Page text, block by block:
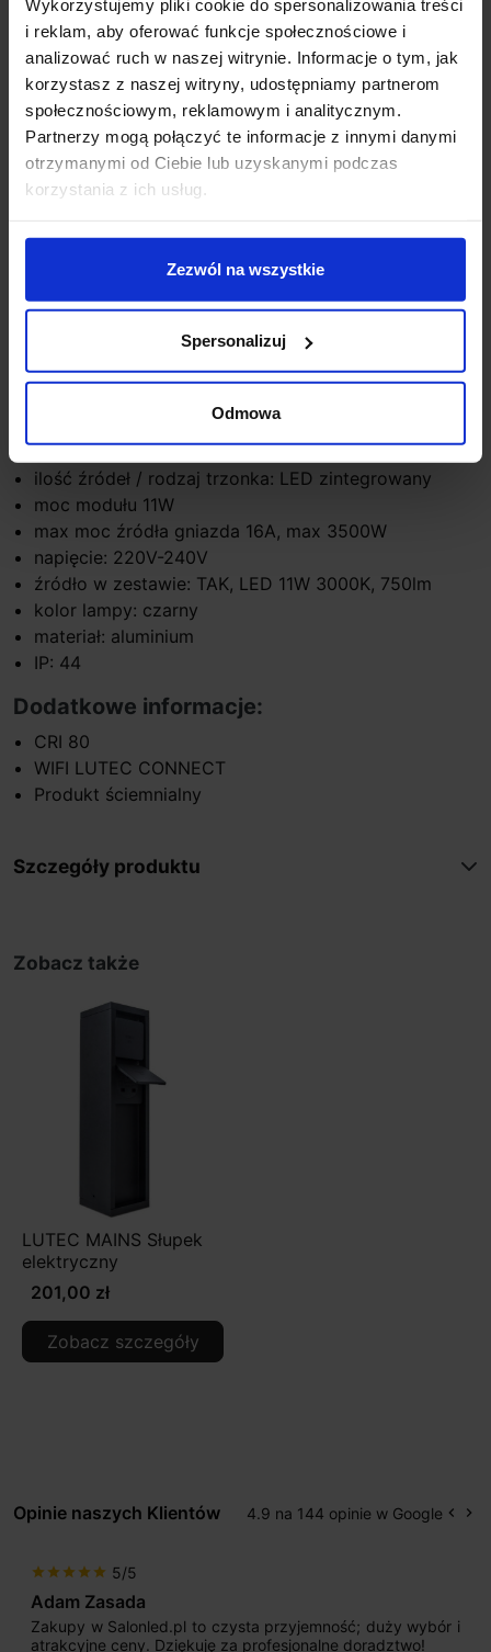
Wykorzystujemy pliki cookie do spersonalizowania treści
i reklam, aby oferować funkcje społecznościowe i
analizować ruch w naszej witrynie. Informacje o tym, jak
korzystasz z naszej witryny, udostępniamy partnerom
społecznościowym, reklamowym i analitycznym.
Partnerzy mogą połączyć te informacje z innymi danymi
otrzymanymi od Ciebie lub uzyskanymi podczas
korzystania z ich usług.
Zezwól na wszystkie
Spersonalizuj
Odmowa
Opis
Lutec MAINS LEDto słupek elektryczny wykonany z
aluminium w kolorze czarnym, z 2 gniazdami
w moduł LED o mocy 11W. Całkowita moc to 3500W. Ta
zewnętrzna sieć elektryczna sprawdzi się idealnie w
ogrodzie.
Parametry techniczne:
Producent: Lutec
głębokość (mm): 80
ilość źródeł / rodzaj trzonka: LED zintegrowany
moc modułu 11W
max moc źródła gniazda 16A, max 3500W
napięcie: 220V-240V
źródło w zestawie: TAK, LED 11W 3000K, 750lm
kolor lampy: czarny
materiał: aluminium
IP: 44
Dodatkowe informacje:
CRI 80
WIFI LUTEC CONNECT
Produkt ściemnialny
Szczegóły produktu
Zobacz także
LUTEC MAINS Słupek
elektryczny
201,00 zł
Zobacz szczegóły
Opinie naszych Klientów 4.9 na 144 opinie w Google keyboard_arrow_left keyboard_arrow_right
star star star star star 5/5
Adam Zasada
Zakupy w Salonled.pl to czysta przyjemność; duży wybór i
atrakcyjne ceny. Dziękuję za profesjonalne doradztwo!